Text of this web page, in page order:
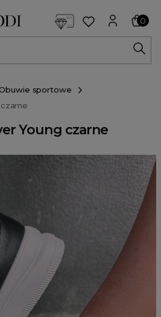
0
sportowe
Young czarne